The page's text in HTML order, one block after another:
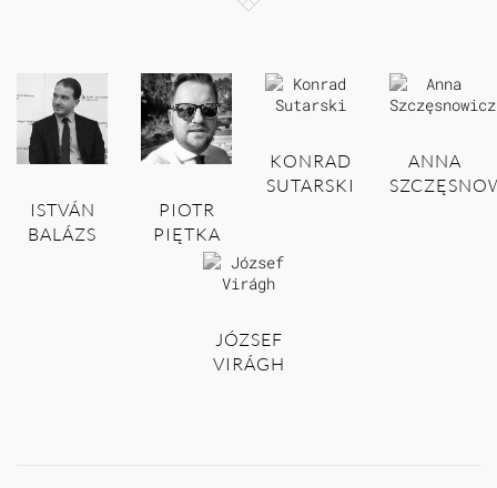
ISTVÁN
BALÁZS
PIOTR
PIĘTKA
KONRAD
SUTARSKI
ANNA
JÓZSEF
VIRÁGH